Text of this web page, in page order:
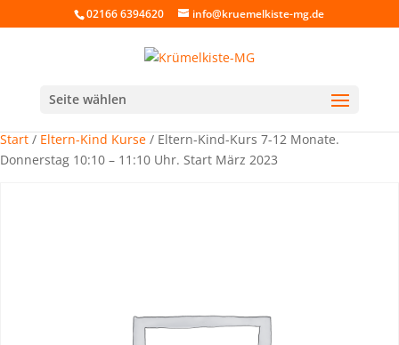
02166 6394620 info@kruemelkiste-mg.de
Seite wählen
Start / Eltern-Kind Kurse / Eltern-Kind-Kurs 7-12 Monate.
Donnerstag 10:10 – 11:10 Uhr. Start März 2023